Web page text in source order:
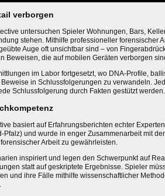
verborgen
untersuchen Spieler Wohnungen, Bars,
stehen. Mithilfe professioneller forensischer
Auge oft unsichtbar sind – von
Beweisen, die auf mobilen Geräten verborgen
im Labor fortgesetzt, wo DNA-Profile,
in Schlussfolgerungen zu verwandeln.
Schlussfolgerung durch Fakten gestützt werden.
basiert auf Erfahrungsberichten echter
und wurde in enger Zusammenarbeit mit
Arbeit zu gewährleisten.
inspiriert und legen den Schwerpunkt auf
statt auf geskriptete Ergebnisse. Spieler
und ihre Fälle mithilfe wissenschaftlicher